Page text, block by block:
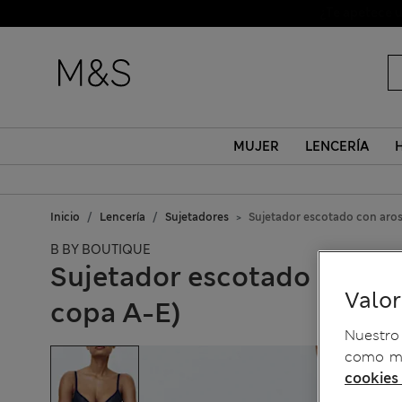
MUJER LENCERÍA
Inicio Lencería Sujetadores Sujetador escotado con
B BY BOUTIQUE
Sujetador escotado con
copa A-E)
como